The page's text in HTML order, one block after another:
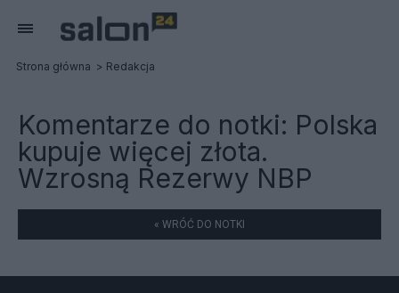
Strona główna Redakcja
Komentarze do notki: Polska
kupuje więcej złota.
Wzrosną Rezerwy NBP
« WRÓĆ DO NOTKI